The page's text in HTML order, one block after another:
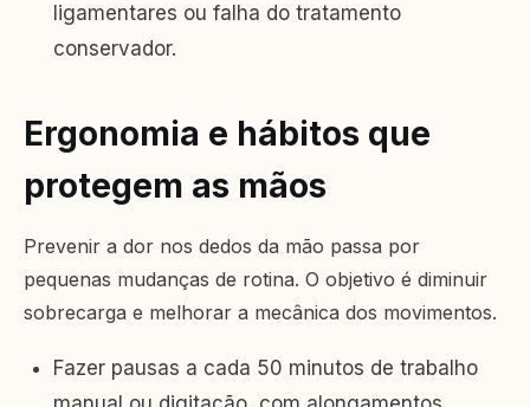
ligamentares ou falha do tratamento
conservador.
Ergonomia e hábitos que
protegem as mãos
Prevenir a dor nos dedos da mão passa por
pequenas mudanças de rotina. O objetivo é diminuir
sobrecarga e melhorar a mecânica dos movimentos.
Fazer pausas a cada 50 minutos de trabalho